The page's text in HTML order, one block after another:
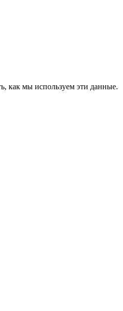
как мы используем эти данные.